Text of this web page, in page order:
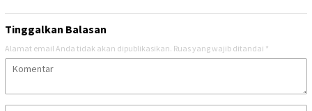
Tinggalkan Balasan
Alamat email Anda tidak akan dipublikasikan. Ruas yang wajib ditandai *